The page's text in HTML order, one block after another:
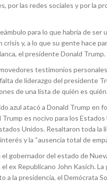
por las redes sociales y por la
para lo que habría de
y, a lo que su gente hace
el presidente Donald Trump.
testimonios
de liderazgo del presidente
de una lista de quién es
azul atacó a Donald Trump en
es nocivo para los
Unidos. Resaltaron toda
y la “ausencia total de
gobernador del estado de
ex Republicano John Kasich.
a la presidencia, el Demócrata